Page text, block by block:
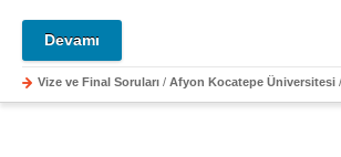
Devamı
Vize ve Final Soruları / Afyon Kocatepe Üniversitesi /